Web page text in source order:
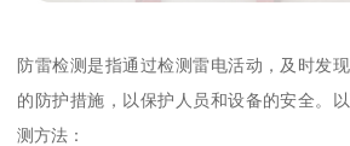
防雷检测是指通过检测雷电活动，及时发
的防护措施，以保护人员和设备的安全。
测方法：